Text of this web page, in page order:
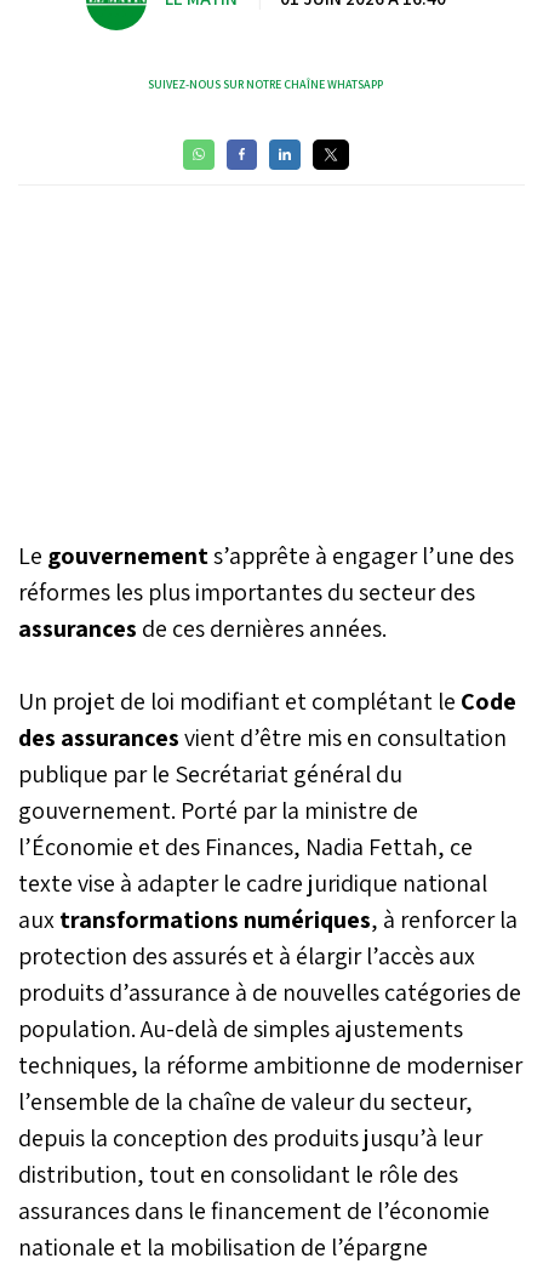
SUIVEZ-NOUS SUR NOTRE CHAÎNE WHATSAPP
Le gouvernements’apprête à engager l’une des
réformes les plus importantes du secteur des
assurances de ces dernières années.
Un projet de loi modifiant et complétant le Code
des assurancesvient d’être mis en consultation
publique par le Secrétariat général du
gouvernement. Porté par la ministre de
l’Économie et des Finances, Nadia Fettah, ce
texte vise à adapter le cadre juridique national
auxtransformations numériques, à renforcer la
protection des assurés et à élargir l’accès aux
produits d’assurance à de nouvelles catégories de
population. Au-delà de simples ajustements
techniques, la réforme ambitionne de moderniser
l’ensemble de la chaîne de valeur du secteur,
depuis la conception des produits jusqu’à leur
distribution, tout en consolidant le rôle des
assurances dans le financement de l’économie
nationale et la mobilisation de l’épargne